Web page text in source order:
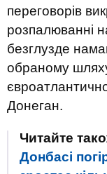
переговорів
розпалюванні
безглузде
обраному шляху
Донеган.
Читайте
Донбасі